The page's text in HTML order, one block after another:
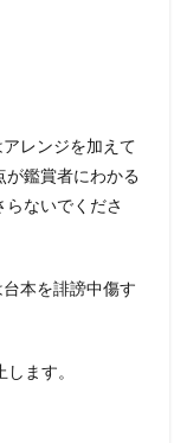
レンジを加えて
が鑑賞者にわかる
ないでくださ
本を誹謗中傷す
ます。